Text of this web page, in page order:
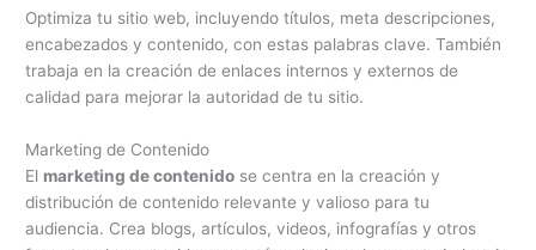
Optimiza tu sitio web, incluyendo títulos, meta descripciones,
encabezados y contenido, con estas palabras clave. También
trabaja en la creación de enlaces internos y externos de
calidad para mejorar la autoridad de tu sitio.
Marketing de Contenido
El marketing de contenido se centra en la creación y
distribución de contenido relevante y valioso para tu
audiencia. Crea blogs, artículos, videos, infografías y otros